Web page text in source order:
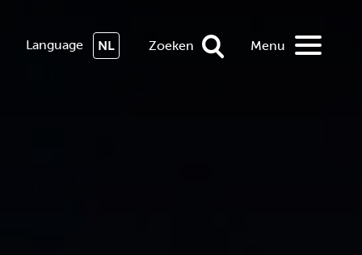
Language NL Zoeken Menu